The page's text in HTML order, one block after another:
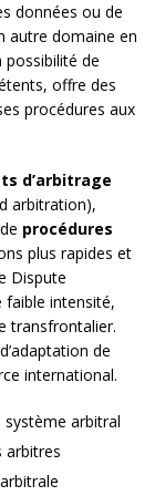
données ou de
autre domaine en
possibilité de
offre des
procédures aux
d’arbitrage
arbitration),
procédures
plus rapides et
Dispute
faible intensité,
transfrontalier.
de
international.
arbitral
arbitres